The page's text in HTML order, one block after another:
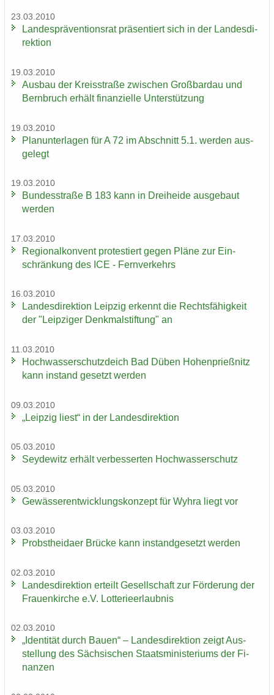
23.03.2010
Lan­des­prä­ven­ti­ons­rat prä­sen­tiert sich in der Lan­des­di­
rek­ti­on
19.03.2010
Aus­bau der Kreis­stra­ße zwi­schen Groß­bardau und
Bern­bruch er­hält fi­nan­zi­el­le Un­ter­stüt­zung
19.03.2010
Plan­un­ter­la­gen für A 72 im Ab­schnitt 5.1. wer­den aus­
ge­legt
19.03.2010
Bun­des­stra­ße B 183 kann in Drei­hei­de aus­ge­baut
wer­den
17.03.2010
Re­gio­nal­kon­vent pro­tes­tiert gegen Pläne zur Ein­
schrän­kung des ICE - Fern­ver­kehrs
16.03.2010
Lan­des­di­rek­ti­on Leip­zig er­kennt die Rechts­fä­hig­keit
der "Leip­zi­ger Denk­mal­stif­tung" an
11.03.2010
Hoch­was­ser­schutz­deich Bad Düben Ho­hen­prieß­nitz
kann in­stand ge­setzt wer­den
09.03.2010
„Leip­zig liest“ in der Lan­des­di­rek­ti­on
05.03.2010
Sey­de­witz er­hält ver­bes­ser­ten Hoch­was­ser­schutz
05.03.2010
Ge­wäs­ser­ent­wick­lungs­kon­zept für Wyhra liegt vor
03.03.2010
Probst­hei­da­er Brü­cke kann in­stand­ge­setzt wer­den
02.03.2010
Lan­des­di­rek­ti­on er­teilt Ge­sell­schaft zur För­de­rung der
Frau­en­kir­che e.V. Lot­te­rie­er­laub­nis
02.03.2010
„Iden­ti­tät durch Bauen“ – Lan­des­di­rek­ti­on zeigt Aus­
stel­lung des Säch­si­schen Staats­mi­nis­te­ri­ums der Fi­
nan­zen